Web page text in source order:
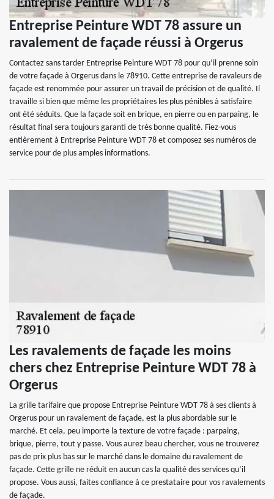
Entreprise Peinture WDT 78 assure un
ravalement de façade réussi à Orgerus
Contactez sans tarder Entreprise Peinture WDT 78 pour qu’il prenne soin
de votre façade à Orgerus dans le 78910. Cette entreprise de ravaleurs de
façade est renommée pour assurer un travail de précision et de qualité. Il
travaille si bien que même les propriétaires les plus pénibles à satisfaire
ont été séduits. Que la façade soit en brique, en pierre ou en parpaing, le
résultat final sera toujours garanti de très bonne qualité. Fiez-vous
entièrement à Entreprise Peinture WDT 78 et composez ses numéros de
service pour de plus amples informations.
Les ravalements de façade les moins
chers chez Entreprise Peinture WDT 78 à
Orgerus
La grille tarifaire que propose Entreprise Peinture WDT 78 à ses clients à
Orgerus pour un ravalement de façade, est la plus abordable sur le
marché. Et cela, peu importe la texture de votre façade : parpaing,
brique, pierre, tout y passe. Vous aurez beau chercher, vous ne trouverez
pas de prix plus bas sur le marché dans le domaine du ravalement de
façade. Cette grille ne réduit en aucun cas la qualité des services qu’il
propose. Vous aussi, faites confiance à ce prestataire pour vos ravalements
de façade.